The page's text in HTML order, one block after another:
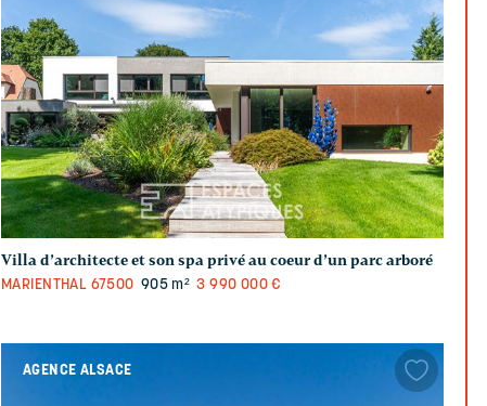
Villa d’architecte et son spa privé au coeur d’un parc arboré
MARIENTHAL 67500 905 m² 3 990 000 €
AGENCE ALSACE